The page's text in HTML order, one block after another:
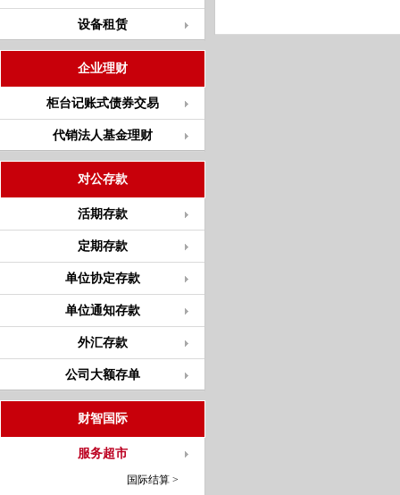
设备租赁
企业理财
柜台记账式债券交易
代销法人基金理财
对公存款
活期存款
定期存款
单位协定存款
单位通知存款
外汇存款
公司大额存单
财智国际
服务超市
国际结算 >